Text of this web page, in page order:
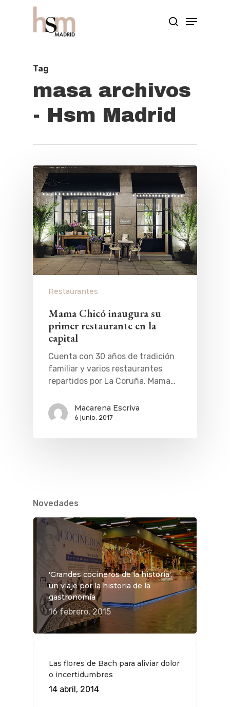
Tag
masa archivos
- Hsm Madrid
Restaurantes
Mama Chicó inaugura su
primer restaurante en la
capital
Cuenta con 30 años de tradición
familiar y varios restaurantes
repartidos por La Coruña. Mama…
Macarena Escriva
6 junio, 2017
Novedades
'Grandes cocineros de la historia',
un viaje por la historia de la
gastronomía
16 febrero, 2015
Las flores de Bach para aliviar dolor
o incertidumbres
14 abril, 2014
QUÉ HACER